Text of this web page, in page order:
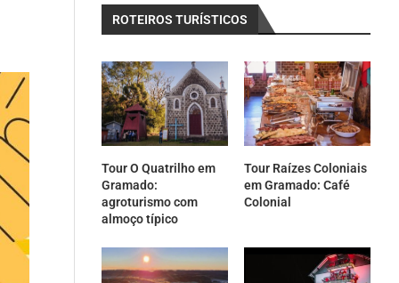
ROTEIROS TURÍSTICOS
Tour O Quatrilho em
Gramado:
agroturismo com
almoço típico
Tour Raízes Coloniais
em Gramado: Café
Colonial